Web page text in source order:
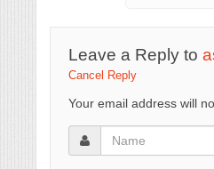
Leave a Reply to
Cancel Reply
Your email address will